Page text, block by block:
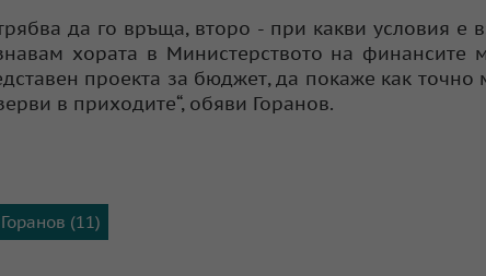
да го връща, второ - при какви условия е
хората в Министерството на финансите
проекта за бюджет, да покаже как точно
в приходите“, обяви Горанов.
(11)